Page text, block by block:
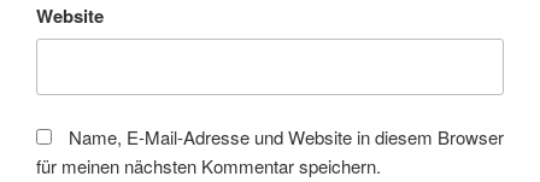
Website
Name, E-Mail-Adresse und Website in diesem Browser
für meinen nächsten Kommentar speichern.